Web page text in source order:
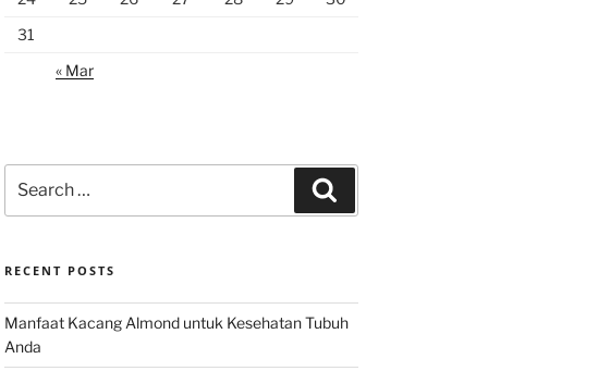
31
« Mar
for:
RECENT POSTS
Manfaat Kacang Almond untuk Kesehatan Tubuh
Anda